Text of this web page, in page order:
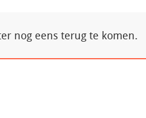
nog eens terug te komen.